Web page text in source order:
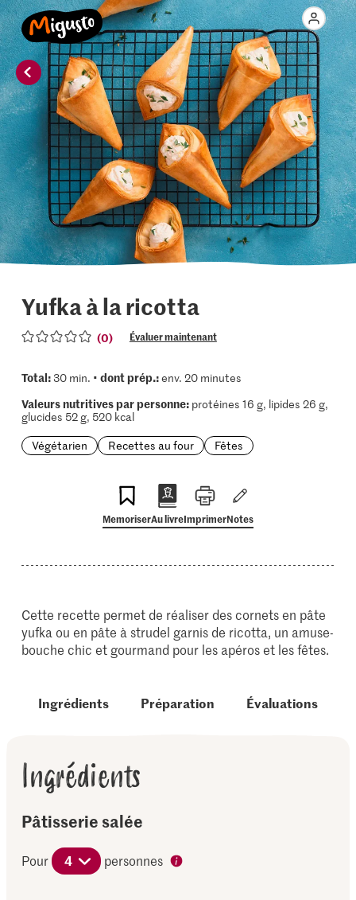
Yufka à la ricotta
(0) Évaluer maintenant
Total:30 min. • dont prép.:env. 20 minutes
Valeurs nutritives par personne:protéines 16 g, lipides 26 g,
glucides 52 g, 520 kcal
Végétarien
Recettes au four Fêtes
MemoriserAu livreImprimerNotes
Cette recette permet de réaliser des cornets en pâte
yufka ou en pâte à strudel garnis de ricotta, un amuse-
bouche chic et gourmand pour les apéros et les fêtes.
Ingrédients Préparation Évaluations
Ingrédients
Pâtisserie salée
Pour 4 personnes